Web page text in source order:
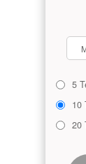
5
10
20